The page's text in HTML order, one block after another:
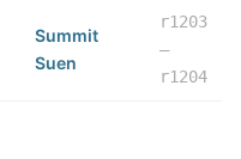
Summit
Suen
r1203
–
r1204